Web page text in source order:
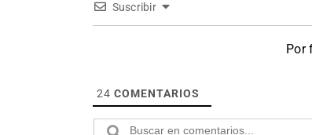
Suscribir
Por
24 COMENTARIOS